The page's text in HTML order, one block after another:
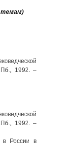
темам)
1992. –
1992. –
в России в